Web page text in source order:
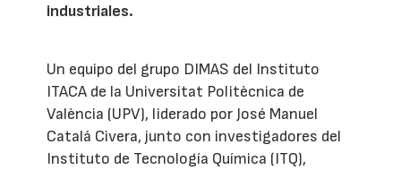
industriales.
Un equipo del grupo DIMAS del Instituto
ITACA de la Universitat Politècnica de
València (UPV), liderado por José Manuel
Catalá Civera, junto con investigadores del
Instituto de Tecnología Química (ITQ),